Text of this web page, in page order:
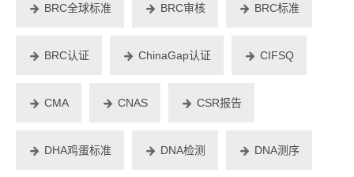
BRC全球标准 BRC审核 BRC标准
BRC认证 ChinaGap认证 CIFSQ
CMA CNAS CSR报告
DHA鸡蛋标准 DNA检测 DNA测序